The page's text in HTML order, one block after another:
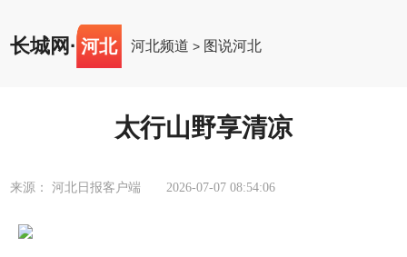
长城网 · 河北 河北频道 > 图说河北
太行山野享清凉
来源： 河北日报客户端 2026-07-07 08:54:06